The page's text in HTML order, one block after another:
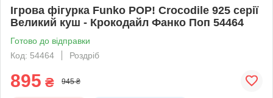
Ігрова фігурка Funko POP! Crocodile 925 cерії
Великий куш - Крокодайл Фанко Поп 54464
Готово до відправки
Код: 54464
Роздріб
895 ₴ 945 ₴